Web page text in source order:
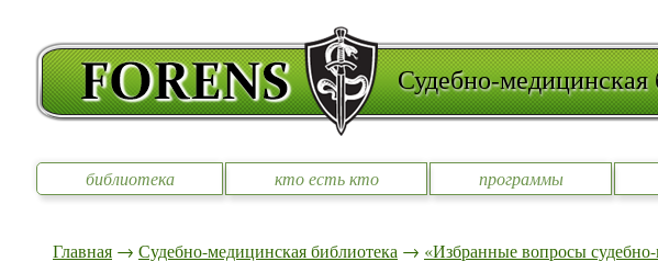
Судебно-медицинская
библиотека кто есть кто программы
Главная → Судебно-медицинская библиотека → «Избранные вопросы